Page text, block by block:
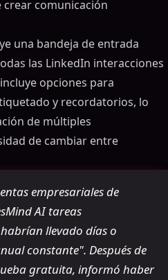
comunicación
una bandeja de entrada
las LinkedIn interacciones
opciones para
y recordatorios, lo
de múltiples
de cambiar entre
empresariales de
AI tareas
llevado días o
constante". Después de
gratuita, informó haber